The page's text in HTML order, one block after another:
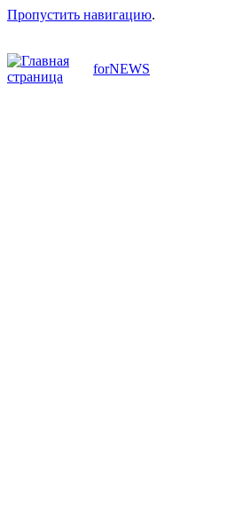
Пропустить навигацию.
forNEWS